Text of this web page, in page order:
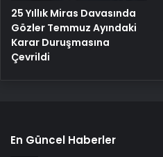
25 Yıllık Miras Davasında
Gözler Temmuz Ayındaki
Karar Duruşmasına
Çevrildi
En Güncel Haberler